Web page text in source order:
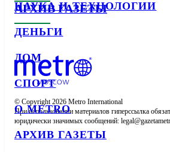
НАУКА И ТЕХНОЛОГИИ
ДЕНЬГИ
ДОМ
СПОРТ
О METRO
АРХИВ ГАЗЕТЫ
АРХИВ ГАЗЕТЫ
© Copyright 2026 Metro International
При использовании материалов гиперссылка
юридически значимых сообщений: